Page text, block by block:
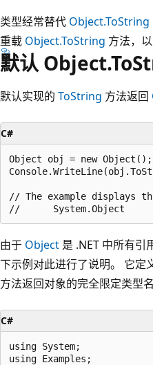
类型经常替代 Object.ToString
重载 Object.ToString 方法，
默认
默认实现的 ToString 方法返回
C#
Object obj = new Object();
// The example displays
由于 Object 是 .NET 中所有引
下示例对此进行了说明。 它定
方法返回对象的完全限定类型名
C#
using System;
using Examples;